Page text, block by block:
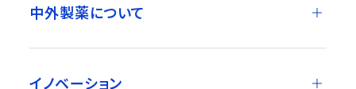
中外製薬について
イノベーション